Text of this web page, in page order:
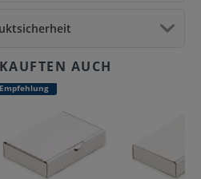
Empfehlung